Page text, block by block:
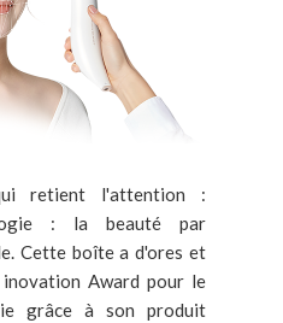
retient l'attention :
: la beauté par
Cette boîte a d'ores et
Award pour le
grâce à son produit